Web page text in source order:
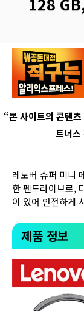
“본 사이트의 콘텐
트너스
레노버 슈퍼 미니
한 펜드라이브로,
이 있어 안전하게
제품 정보